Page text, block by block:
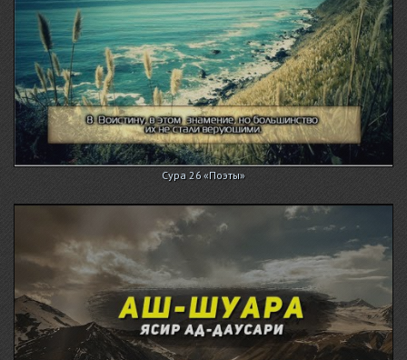
Сура 26 «Поэты»